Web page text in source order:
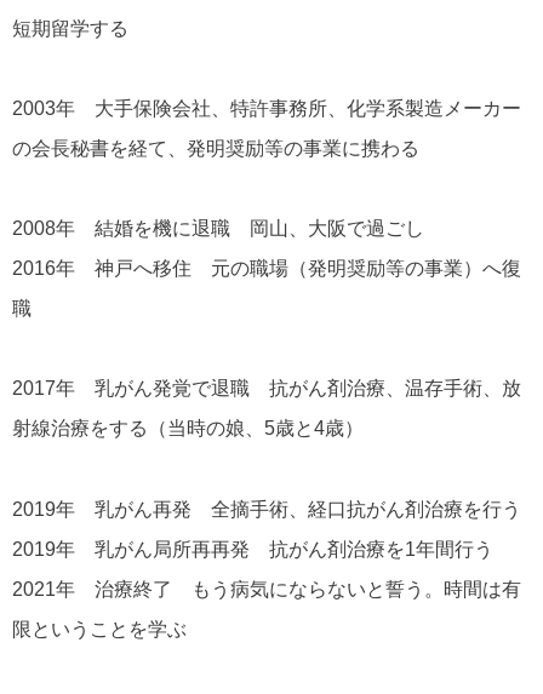
短期留学する
2003年 大手保険会社、特許事務所、化学系製造メーカー
の会長秘書を経て、発明奨励等の事業に携わる
2008年 結婚を機に退職 岡山、大阪で過ごし
2016年 神戸へ移住 元の職場（発明奨励等の事業）へ復
職
2017年 乳がん発覚で退職 抗がん剤治療、温存手術、放
射線治療をする（当時の娘、5歳と4歳）
2019年 乳がん再発 全摘手術、経口抗がん剤治療を行う
2019年 乳がん局所再再発 抗がん剤治療を1年間行う
2021年 治療終了 もう病気にならないと誓う。時間は有
限ということを学ぶ